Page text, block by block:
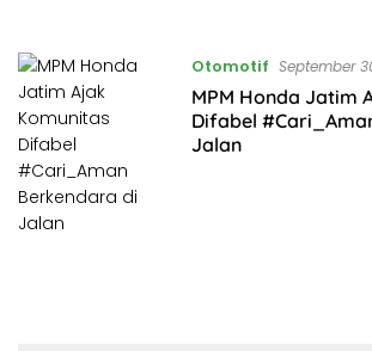
Otomotif September
MPM Honda Jatim
Difabel
Jalan